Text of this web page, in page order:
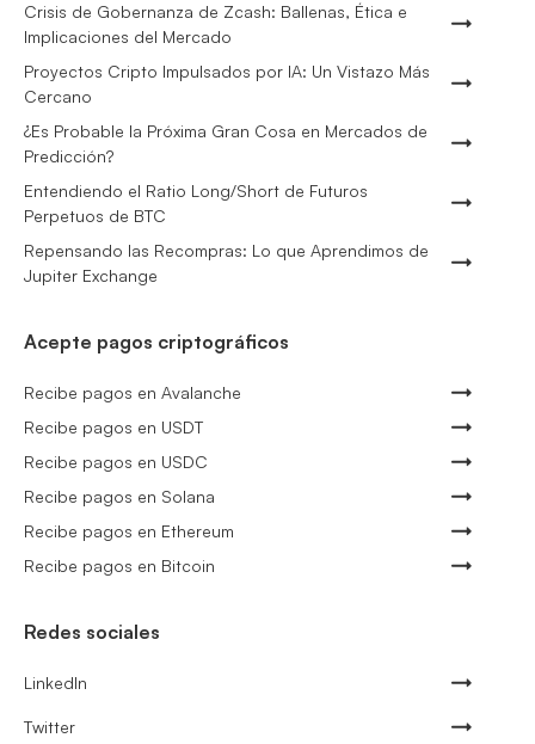
Crisis de Gobernanza de Zcash: Ballenas, Ética e
Implicaciones del Mercado
Proyectos Cripto Impulsados por IA: Un Vistazo Más
Cercano
¿Es Probable la Próxima Gran Cosa en Mercados de
Predicción?
Entendiendo el Ratio Long/Short de Futuros
Perpetuos de BTC
Repensando las Recompras: Lo que Aprendimos de
Jupiter Exchange
Acepte pagos criptográficos
Recibe pagos en Avalanche
Recibe pagos en USDT
Recibe pagos en USDC
Recibe pagos en Solana
Recibe pagos en Ethereum
Recibe pagos en Bitcoin
Redes sociales
LinkedIn
Twitter